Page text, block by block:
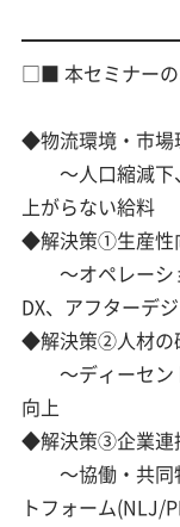
□■ 本セミナーの
◆物流環境・市場
～人口縮減下
上がらない給料
◆解決策①生産性
～オペレーシ
DX、アフターデ
◆解決策②人材の
～ディーセン
向上
◆解決策③企業連
～協働・共同
トフォーム(NLJ/